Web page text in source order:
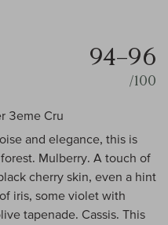
94–96
/100
3eme Cru
and elegance, this is
Mulberry. A touch of
cherry skin, even a hint
iris, some violet with
tapenade. Cassis. This